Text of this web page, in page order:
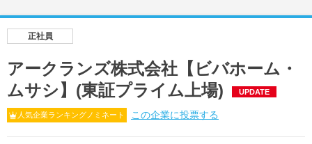
採用情報を探す
説明会を探す
正社員
アークランズ株式会社【ビバホーム・
ムサシ】(東証プライム上場)
UPDATE
人気企業ランキングノミネート この企業に投票する